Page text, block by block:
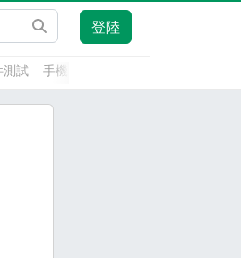
登陸
測試 手機開發